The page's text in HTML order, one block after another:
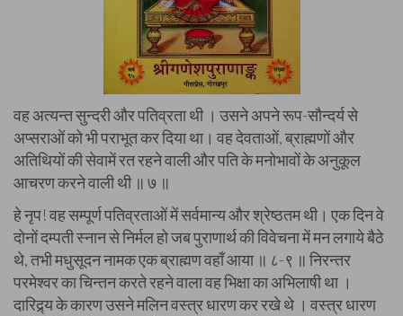
वह अत्यन्त सुन्दरी और पतिव्रता थी । उसने अपने रूप-सौन्दर्य से
अप्सराओं को भी पराभूत कर दिया था। वह देवताओं, ब्राह्मणों और
अतिथियों की सेवामें रत रहने वाली और पति के मनोभावों के अनुकूल
आचरण करने वाली थी ॥ ७ ॥
हे नृप! वह सम्पूर्ण पतिव्रताओं में सर्वमान्य और श्रेष्ठतम थी। एक दिन वे
दोनों दम्पती स्नान से निर्मल हो जब पुराणार्थ की विवेचना में मन लगाये बैठे
थे, तभी मधुसूदन नामक एक ब्राह्मण वहाँ आया ॥ ८-९ ॥ निरन्तर
परमेश्वर का चिन्तन करते रहने वाला वह भिक्षा का अभिलाषी था ।
दारिद्र्य के कारण उसने मलिन वस्त्र धारण कर रखे थे । वस्त्र धारण